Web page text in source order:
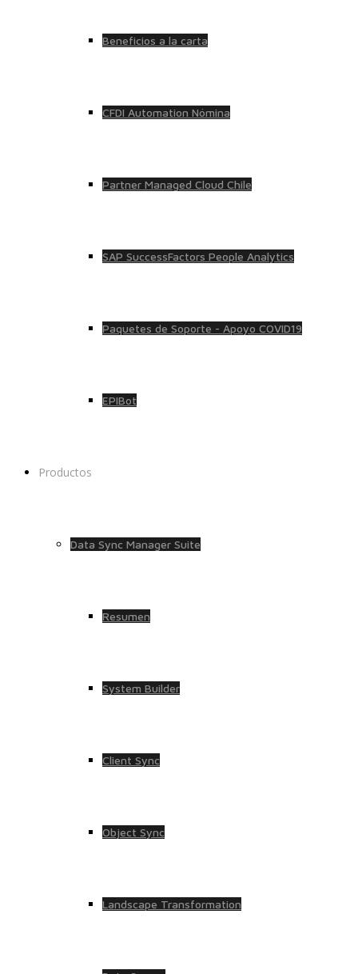
Beneficios a la carta
CFDI Automation Nómina
Partner Managed Cloud Chile
SAP SuccessFactors People Analytics
Paquetes de Soporte - Apoyo COVID19
EPIBot
Productos
Data Sync Manager Suite
Resumen
System Builder
Client Sync
Object Sync
Landscape Transformation